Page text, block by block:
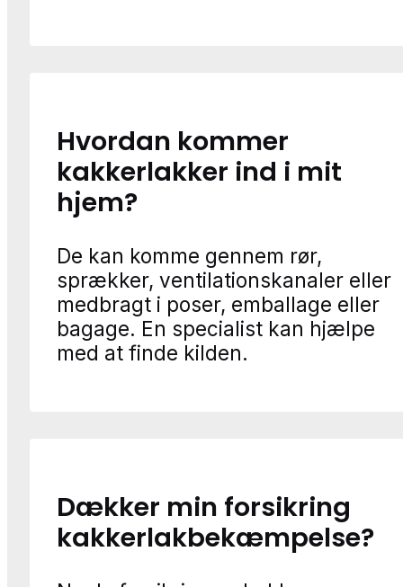
Hvordan kommer
kakkerlakker ind i mit
hjem?
De kan komme gennem rør,
sprækker, ventilationskanaler eller
medbragt i poser, emballage eller
bagage. En specialist kan hjælpe
med at finde kilden.
Dækker min forsikring
kakkerlakbekæmpelse?